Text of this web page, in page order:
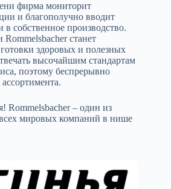
фирма мониторит
и благополучно вводит
в собственное производство.
станет
здоровых и полезных
высочайшим стандартам
поэтому беспрерывно
Rommelsbacher – один из
мировых компаний в нише